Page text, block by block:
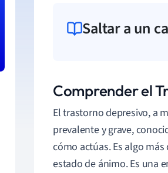
Saltar a un
Comprender el
El trastorno depresivo, a
prevalente y grave,
cómo actúas. Es algo
estado de ánimo. Es una